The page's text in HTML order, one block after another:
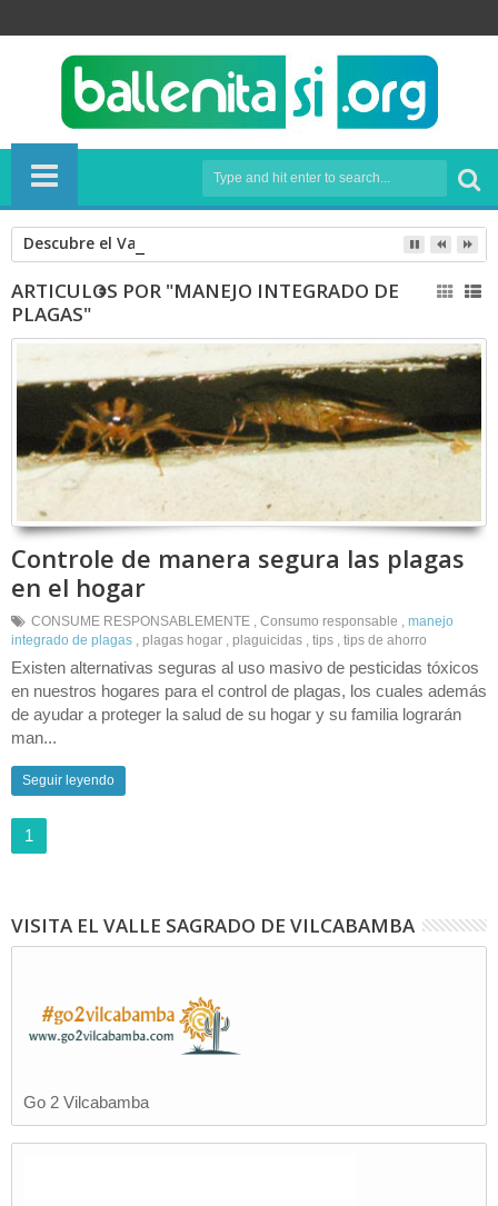
Descubre el Valle Sagrado (1º parte). 10 cosas que hacer en
ARTICULOS POR "MANEJO INTEGRADO DE
PLAGAS"
Controle de manera segura las plagas
en el hogar
CONSUME RESPONSABLEMENTE , Consumo responsable , manejo
integrado de plagas , plagas hogar , plaguicidas , tips , tips de ahorro
Existen alternativas seguras al uso masivo de pesticidas tóxicos
en nuestros hogares para el control de plagas, los cuales además
de ayudar a proteger la salud de su hogar y su familia lograrán
man...
Seguir leyendo
1
VISITA EL VALLE SAGRADO DE VILCABAMBA
Go 2 Vilcabamba